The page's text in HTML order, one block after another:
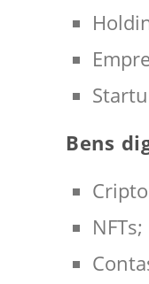
Bens
NFTs;